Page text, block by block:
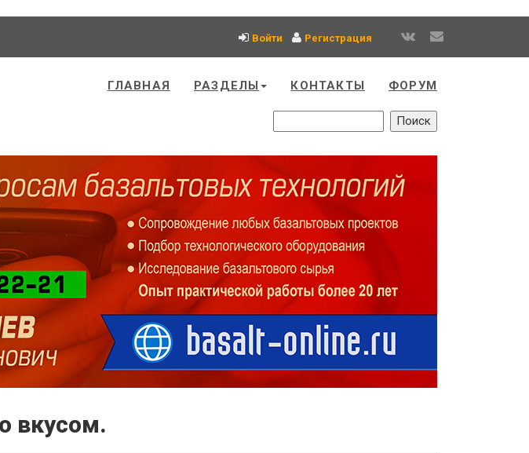
Войти Регистрация
ГЛАВНАЯ РАЗДЕЛЫ КОНТАКТЫ ФОРУМ
вкусом.